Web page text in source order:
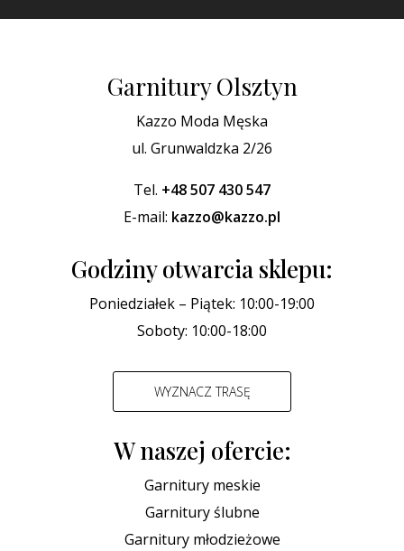
Garnitury Olsztyn
Kazzo Moda Męska
ul. Grunwaldzka 2/26
Tel. +48 507 430 547
E-mail: kazzo@kazzo.pl
Godziny otwarcia sklepu:
Poniedziałek – Piątek: 10:00-19:00
Soboty: 10:00-18:00
WYZNACZ TRASĘ
W naszej ofercie:
Garnitury meskie
Garnitury ślubne
Garnitury młodzieżowe